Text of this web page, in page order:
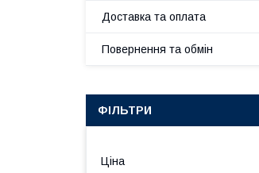
Доставка та оплата
Повернення та обмін
ФІЛЬТРИ
Ціна